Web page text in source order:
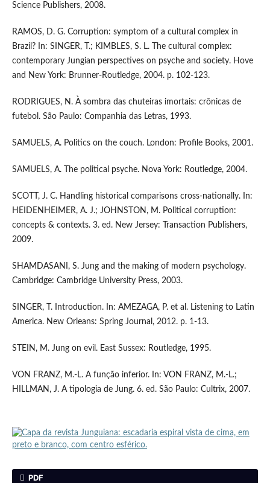
Science Publishers, 2008.
RAMOS, D. G. Corruption: symptom of a cultural complex in
Brazil? In: SINGER, T.; KIMBLES, S. L. The cultural complex:
contemporary Jungian perspectives on psyche and society. Hove
and New York: Brunner-Routledge, 2004. p. 102-123.
RODRIGUES, N. À sombra das chuteiras imortais: crônicas de
futebol. São Paulo: Companhia das Letras, 1993.
SAMUELS, A. Politics on the couch. London: Profile Books, 2001.
SAMUELS, A. The political psyche. Nova York: Routledge, 2004.
SCOTT, J. C. Handling historical comparisons cross-nationally. In:
HEIDENHEIMER, A. J.; JOHNSTON, M. Political corruption:
concepts & contexts. 3. ed. New Jersey: Transaction Publishers,
2009.
SHAMDASANI, S. Jung and the making of modern psychology.
Cambridge: Cambridge University Press, 2003.
SINGER, T. Introduction. In: AMEZAGA, P. et al. Listening to Latin
America. New Orleans: Spring Journal, 2012. p. 1-13.
STEIN, M. Jung on evil. East Sussex: Routledge, 1995.
VON FRANZ, M.-L. A função inferior. In: VON FRANZ, M.-L.;
HILLMAN, J. A tipologia de Jung. 6. ed. São Paulo: Cultrix, 2007.
PDF